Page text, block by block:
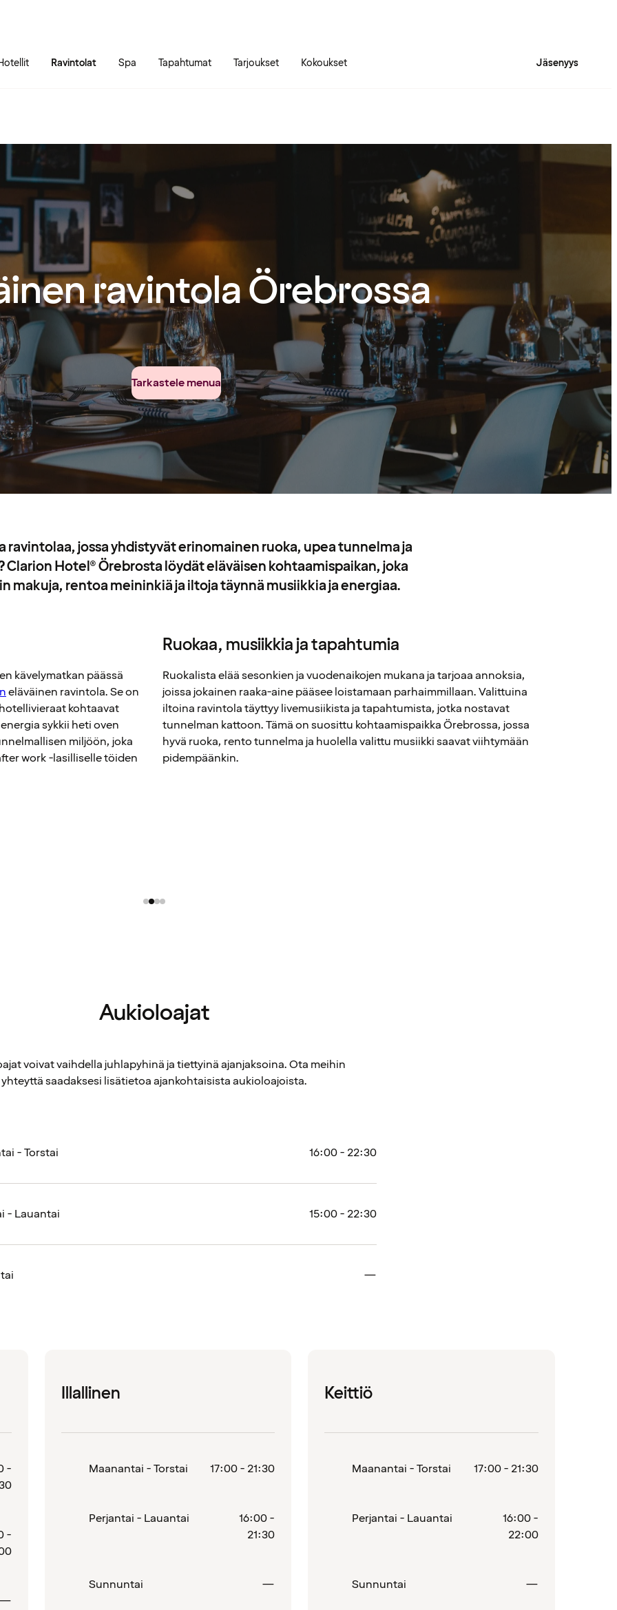
Ravintolat Spa Tapahtumat Tarjoukset Kokoukset Jäsenyys
ravintola Örebrossa
Tarkastele menua
ravintolaa, jossa yhdistyvät erinomainen ruoka, upea tunnelma ja
Clarion Hotel® Örebrosta löydät eläväisen kohtaamispaikan, joka
makuja, rentoa meininkiä ja iltoja täynnä musiikkia ja energiaa.
kävelymatkan päässä
eläväinen ravintola. Se on
kohtaavat
sykkii heti oven
miljöön, joka
work -lasilliselle töiden
Ruokaa, musiikkia ja tapahtumia
Ruokalista elää sesonkien ja vuodenaikojen mukana ja tarjoaa annoksia,
joissa jokainen raaka-aine pääsee loistamaan parhaimmillaan. Valittuina
iltoina ravintola täyttyy livemusiikista ja tapahtumista, jotka nostavat
tunnelman kattoon. Tämä on suosittu kohtaamispaikka Örebrossa, jossa
hyvä ruoka, rento tunnelma ja huolella valittu musiikki saavat viihtymään
pidempäänkin.
Aukioloajat
voivat vaihdella juhlapyhinä ja tiettyinä ajanjaksoina. Ota meihin
yhteyttä saadaksesi lisätietoa ajankohtaisista aukioloajoista.
- Torstai 16:00 - 22:30
- Lauantai 15:00 - 22:30
—
-
-
—Suljettu
Illallinen
Maanantai - Torstai 17:00 - 21:30
Perjantai - Lauantai
16:00 -
21:30
Sunnuntai —
Keittiö
Maanantai - Torstai 17:00 - 21:30
Perjantai - Lauantai
16:00 -
22:00
Sunnuntai —Suljettu